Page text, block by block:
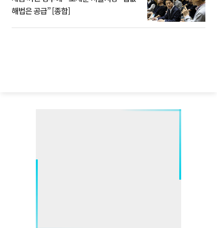
해법은 공급” [종합]